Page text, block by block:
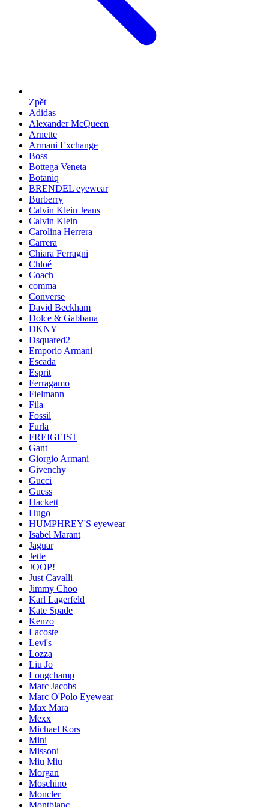
Zpět
Adidas
Alexander McQueen
Arnette
Armani Exchange
Boss
Bottega Veneta
Botaniq
BRENDEL eyewear
Burberry
Calvin Klein Jeans
Calvin Klein
Carolina Herrera
Carrera
Chiara Ferragni
Chloé
Coach
comma
Converse
David Beckham
Dolce & Gabbana
DKNY
Dsquared2
Emporio Armani
Escada
Esprit
Ferragamo
Fielmann
Fila
Fossil
Furla
FREIGEIST
Gant
Giorgio Armani
Givenchy
Gucci
Guess
Hackett
Hugo
HUMPHREY'S eyewear
Isabel Marant
Jaguar
Jette
JOOP!
Just Cavalli
Jimmy Choo
Karl Lagerfeld
Kate Spade
Kenzo
Lacoste
Levi's
Lozza
Liu Jo
Longchamp
Marc Jacobs
Marc O'Polo Eyewear
Max Mara
Mexx
Michael Kors
Mini
Missoni
Miu Miu
Morgan
Moschino
Moncler
Montblanc